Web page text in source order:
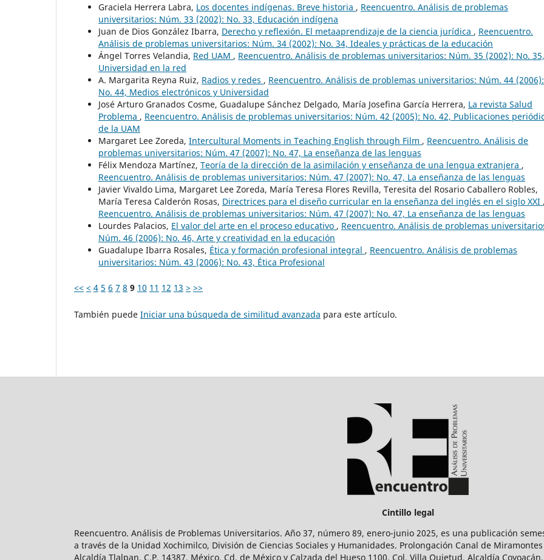
Graciela Herrera Labra, Los docentes indígenas. Breve historia , Reencuentro. Análisis de problemas
universitarios: Núm. 33 (2002): No. 33, Educación indígena
Juan de Dios González Ibarra, Derecho y reflexión. El metaaprendizaje de la ciencia jurídica , Reencuentro.
Análisis de problemas universitarios: Núm. 34 (2002): No. 34, Ideales y prácticas de la educación
Ángel Torres Velandia, Red UAM , Reencuentro. Análisis de problemas universitarios: Núm. 35 (2002): No.
Universidad en la red
A. Margarita Reyna Ruiz, Radios y redes , Reencuentro. Análisis de problemas universitarios: Núm. 44 (2006):
No. 44, Medios electrónicos y Universidad
José Arturo Granados Cosme, Guadalupe Sánchez Delgado, María Josefina García Herrera, La revista Salud
Problema , Reencuentro. Análisis de problemas universitarios: Núm. 42 (2005): No. 42, Publicaciones
de la UAM
Margaret Lee Zoreda, Intercultural Moments in Teaching English through Film , Reencuentro. Análisis de
problemas universitarios: Núm. 47 (2007): No. 47, La enseñanza de las lenguas
Félix Mendoza Martínez, Teoría de la dirección de la asimilación y enseñanza de una lengua extranjera ,
Reencuentro. Análisis de problemas universitarios: Núm. 47 (2007): No. 47, La enseñanza de las lenguas
Javier Vivaldo Lima, Margaret Lee Zoreda, María Teresa Flores Revilla, Teresita del Rosario Caballero Robles,
María Teresa Calderón Rosas, Directrices para el diseño curricular en la enseñanza del inglés en el siglo XXI ,
Reencuentro. Análisis de problemas universitarios: Núm. 47 (2007): No. 47, La enseñanza de las lenguas
Lourdes Palacios, El valor del arte en el proceso educativo , Reencuentro. Análisis de problemas
Núm. 46 (2006): No. 46, Arte y creatividad en la educación
Guadalupe Ibarra Rosales, Ética y formación profesional integral , Reencuentro. Análisis de problemas
universitarios: Núm. 43 (2006): No. 43, Ética Profesional
<< < 4 5 6 7 8 9 10 11 12 13 > >>
También puede Iniciar una búsqueda de similitud avanzada para este artículo.
Cintillo legal
Reencuentro. Análisis de Problemas Universitarios. Año 37, número 89, enero-junio 2025, es una publicación
a través de la Unidad Xochimilco, División de Ciencias Sociales y Humanidades. Prolongación Canal de Miramontes
Alcaldía Tlalpan, C.P. 14387, México, Cd. de México y Calzada del Hueso 1100, Col. Villa Quietud, Alcaldía